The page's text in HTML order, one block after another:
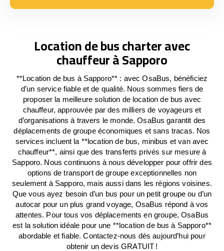
Location de bus charter avec
chauffeur à Sapporo
**Location de bus à Sapporo** : avec OsaBus, bénéficiez
d’un service fiable et de qualité. Nous sommes fiers de
proposer la meilleure solution de location de bus avec
chauffeur, approuvée par des milliers de voyageurs et
d’organisations à travers le monde. OsaBus garantit des
déplacements de groupe économiques et sans tracas. Nos
services incluent la **location de bus, minibus et van avec
chauffeur**, ainsi que des transferts privés sur mesure à
Sapporo. Nous continuons à nous développer pour offrir des
options de transport de groupe exceptionnelles non
seulement à Sapporo, mais aussi dans les régions voisines.
Que vous ayez besoin d’un bus pour un petit groupe ou d’un
autocar pour un plus grand voyage, OsaBus répond à vos
attentes. Pour tous vos déplacements en groupe, OsaBus
est la solution idéale pour une **location de bus à Sapporo**
abordable et fiable. Contactez-nous dès aujourd’hui pour
obtenir un devis GRATUIT !